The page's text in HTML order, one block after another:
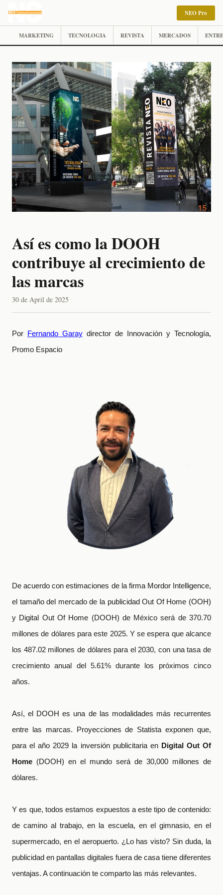
NEO Pro
MARKETING TECNOLOGIA REVISTA MERCADOS
Así es como la DOOH
contribuye al crecimiento de
las marcas
30 de April de 2025
Por Fernando Garay director de Innovación y Tecnología,
Promo Espacio
De acuerdo con estimaciones de la firma Mordor Intelligence,
el tamaño del mercado de ​la publicidad Out Of Home (OOH)
y Digital Out Of Home (DOOH) de México será de 370.70
millones de dólares para este 2025. Y se espera que alcance
los 487.02 millones de dólares para el 2030, con una tasa de
crecimiento anual del 5.61% durante los próximos cinco
años.
Así, el DOOH es una de las modalidades más recurrentes
entre las marcas. Proyecciones de Statista exponen que,
para el año 2029 la inversión publicitaria en Digital Out Of
Home (DOOH) en el mundo será de 30,000 millones de
dólares.
Y es que, todos estamos expuestos a este tipo de contenido:
de camino al trabajo, en la escuela, en el gimnasio, en el
supermercado, en el aeropuerto. ¿Lo has visto? Sin duda, la
publicidad en pantallas digitales fuera de casa tiene diferentes
ventajas. A continuación te comparto las más relevantes.